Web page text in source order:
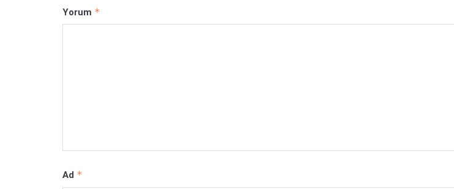
Yorum *
Ad *